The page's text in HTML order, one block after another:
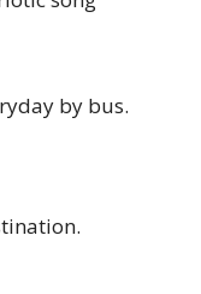
by bus.